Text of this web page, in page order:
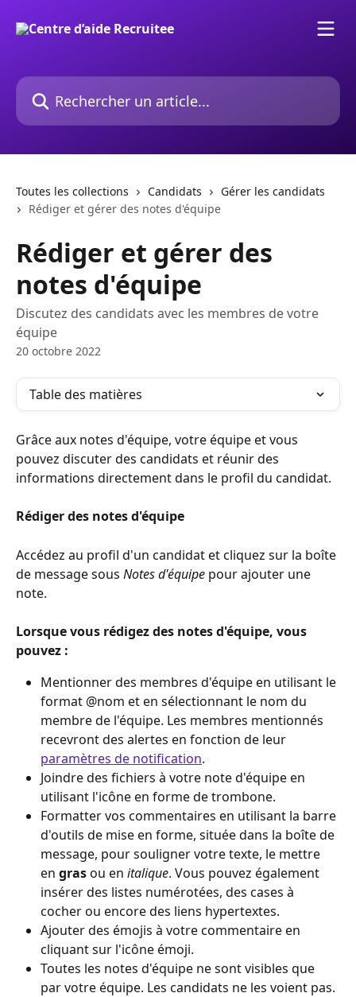
Rechercher un article...
Toutes les collections Candidats
Gérer les candidats
Rédiger et gérer des notes d'équipe
Rédiger et gérer des
notes d'équipe
Discutez des candidats avec les membres de votre
équipe
20 octobre 2022
Table des matières
Grâce aux notes d'équipe, votre équipe et vous
pouvez discuter des candidats et réunir des
informations directement dans le profil du candidat.
Rédiger des notes d'équipe
Accédez au profil d'un candidat et cliquez sur la boîte
de message sous Notes d'équipe pour ajouter une
note.
Lorsque vous rédigez des notes d'équipe, vous
pouvez :
Mentionner des membres d'équipe en utilisant le
format @nom et en sélectionnant le nom du
membre de l'équipe. Les membres mentionnés
recevront des alertes en fonction de leur
paramètres de notification.
Joindre des fichiers à votre note d'équipe en
utilisant l'icône en forme de trombone.
Formatter vos commentaires en utilisant la barre
d'outils de mise en forme, située dans la boîte de
message, pour souligner votre texte, le mettre
en gras ou en italique. Vous pouvez également
insérer des listes numérotées, des cases à
cocher ou encore des liens hypertextes.
Ajouter des émojis à votre commentaire en
cliquant sur l'icône émoji.
Toutes les notes d'équipe ne sont visibles que
par votre équipe. Les candidats ne les voient pas.